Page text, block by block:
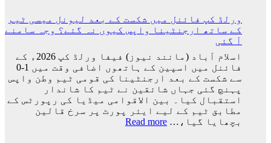
فیفا
ورلڈ
باہر
نکالنے
کی
درخواست
پر
2
ورلڈ کپ فائنل میں شکست کے بعد لیونل میسی ٹیم
کے ساتھ ارجنٹینا واپس کیوں نہ گئے؟ وجہ سامنے
آ گئی
اسلام آباد (مانند نیوز) فیفا ورلڈ کپ 2026ء کے
فائنل میں اسپین کے ہاتھوں اضافی وقت میں 1-0
سے شکست کے بعد ارجنٹینا کی قومی ٹیم وطن واپس
پہنچ گئی جہاں شائقین نے ٹیم کا شاندار
استقبال کیا۔ بین الاقوامی میڈیا کی رپورٹس کے
مطابق ٹیم کے لیے ایئر پورٹ پر سرخ قالین
بچھایا گیا،… Read more
: